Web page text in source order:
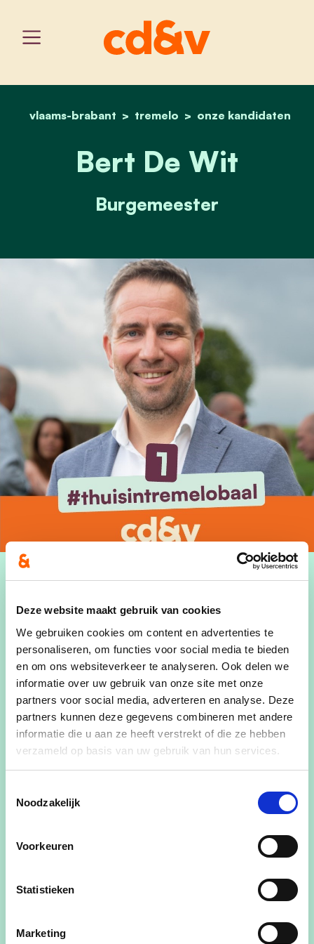
Deze website maakt gebruik van cookies
We gebruiken cookies om content en advertenties te
personaliseren, om functies voor social media te bieden
en om ons websiteverkeer te analyseren. Ook delen we
informatie over uw gebruik van onze site met onze
partners voor social media, adverteren en analyse. Deze
partners kunnen deze gegevens combineren met andere
informatie die u aan ze heeft verstrekt of die ze hebben
verzameld op basis van uw gebruik van hun services.
Noodzakelijk
Voorkeuren
Statistieken
Marketing
home
vlaams-brabant tremelo onze kandidaten
bert de wit
Bert De Wit
Burgemeester
"Met uw steun maken we onze
gemeente nog mooier"
Wie is Bert?
*43 jaar
*Gehuwd met Mara Cox en papa van Mona &
*Schepen van 2007 t.e.m. 2018
skiën en supporteren voor zijn